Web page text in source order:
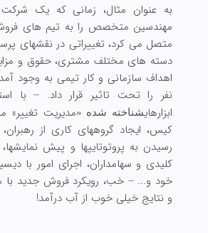
به عنوان مثال، زمانی که یک شرکت
مهندسین متخصص را به تیم های
متصل می کرد، تغییراتی در نقشهای
دسته های مختلف مشتری، حقوق و
اهداف سازمانی و کار تیمی به وجود
نفر را تحت تاثیر قرار داد. -- با
ابزارهایشناخته شده «مدیریت تغییر»
کیس، ایجاد گروههای کاری از رهبران،
رسیدن به پروتوتایپها و پیش
کلیدی و سهامداران، اجرای امور با
خود و... -- خب، رویکرد فروش جدید با
و نتایج خیلی خوب از آب درآمد!